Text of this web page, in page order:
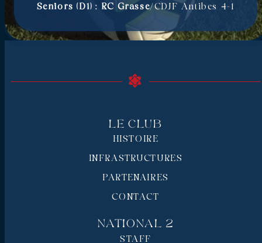
Seniors (D1) : RC Grasse/CDJF Antibes 4-1
Le Club
HISTOIRE
INFRASTRUCTURES
PARTENAIRES
CONTACT
National 2
STAFF